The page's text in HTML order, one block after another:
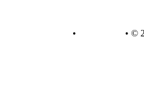
• • ©